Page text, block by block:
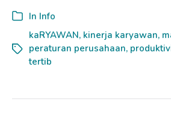
n
k
e
d
n
e
b
k
l
r
e
In Info
kaRYAWAN, kinerja karyawan,
peraturan perusahaan,
tertib